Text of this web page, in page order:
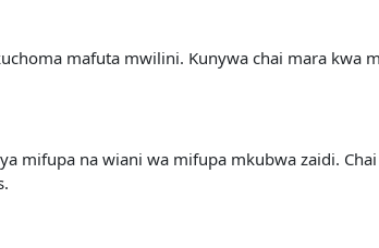
mafuta mwilini. Kunywa chai mara kwa
mifupa na wiani wa mifupa mkubwa zaidi.